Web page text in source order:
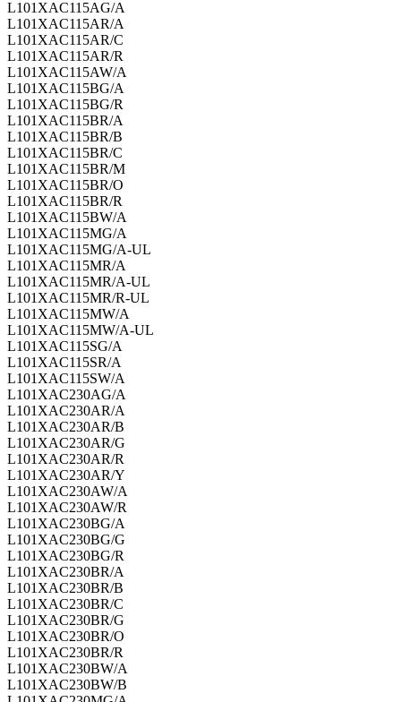
L101XAC115AG/A
L101XAC115AR/A
L101XAC115AR/C
L101XAC115AR/R
L101XAC115AW/A
L101XAC115BG/A
L101XAC115BG/R
L101XAC115BR/A
L101XAC115BR/B
L101XAC115BR/C
L101XAC115BR/M
L101XAC115BR/O
L101XAC115BR/R
L101XAC115BW/A
L101XAC115MG/A
L101XAC115MG/A-UL
L101XAC115MR/A
L101XAC115MR/A-UL
L101XAC115MR/R-UL
L101XAC115MW/A
L101XAC115MW/A-UL
L101XAC115SG/A
L101XAC115SR/A
L101XAC115SW/A
L101XAC230AG/A
L101XAC230AR/A
L101XAC230AR/B
L101XAC230AR/G
L101XAC230AR/R
L101XAC230AR/Y
L101XAC230AW/A
L101XAC230AW/R
L101XAC230BG/A
L101XAC230BG/G
L101XAC230BG/R
L101XAC230BR/A
L101XAC230BR/B
L101XAC230BR/C
L101XAC230BR/G
L101XAC230BR/O
L101XAC230BR/R
L101XAC230BW/A
L101XAC230BW/B